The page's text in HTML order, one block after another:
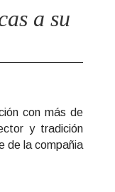
a su
con más de
y tradición
de la compañia